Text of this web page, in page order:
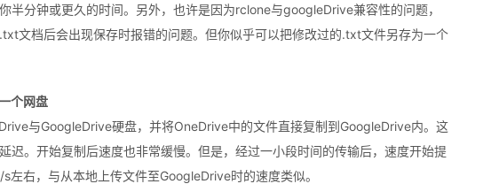
半分钟或更久的时间。另外，也许是因为rclone与googleDrive兼容性的问题，
文档后会出现保存时报错的问题。但你似乎可以把修改过的.txt文件另存为一个
个网盘
与GoogleDrive硬盘，并将OneDrive中的文件直接复制到GoogleDrive内。这
迟。开始复制后速度也非常缓慢。但是，经过一小段时间的传输后，速度开始提
左右，与从本地上传文件至GoogleDrive时的速度类似。